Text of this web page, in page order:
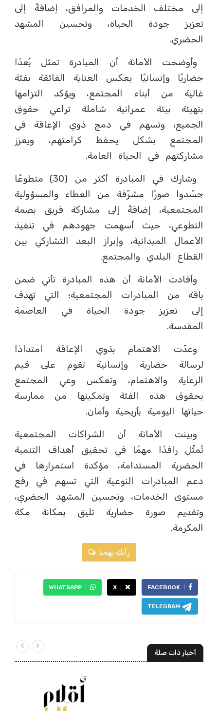
إلى مختلف الخدمات والمرافق، إضافةً إلى
تعزيز جودة الحياة، وتحسين المشهد
الحضري.
وأوضحت الأمانة أن المبادرة تمثل بُعدًا
حضاريًا وإنسانيًا يعكس العناية الفائقة بفئة
غالية من أبناء المجتمع، ويؤكد التزامها
بتهيئة بيئة عمرانية شاملة تراعي حقوق
الجميع، وتسهم في دمج ذوي الإعاقة في
المجتمع بشكل يحفظ كرامتهم، ويعزز
مشاركتهم في الحياة العامة.
وشارك في المبادرة أكثر من (30) متطوعًا
جسّدوا صورًا مشرّفة من العطاء والمسؤولية
المجتمعية، إضافةً إلى مشاركة فريق بصمة
التطوعي، حيث أسهمت جهودهم في تنفيذ
الأعمال الميدانية، وإبراز البعد التشاركي بين
القطاع البلدي والمجتمع.
وأفادت الأمانة أن هذه المبادرة تأتي ضمن
باقة من المبادرات المجتمعية؛ التي تهدف
إلى تعزيز جودة الحياة في العاصمة
المقدسة.
وعدّت الاهتمام بذوي الإعاقة امتدادًا
لرسالة حضارية وإنسانية تقوم على قيم
الرعاية والاهتمام، وتعكس وعي المجتمع
بحقوق هذه الفئة وتمكينها من ممارسة
حياتها اليومية بأريحية وأمان.
وبينت الأمانة أن الشراكات المجتمعية
تُمثِّل رافدًا مهمًا في تحقيق أهداف التنمية
الحضرية المستدامة، مؤكدة استمرارها في
دعم المبادرات النوعية التي تسهم في رفع
مستوى الخدمات، وتحسين المشهد الحضري،
وتقديم صورة حضارية تليق بمكانة مكة
المكرمة.
رأيك يهمنا
FACEBOOK
X
WHATSAPP
TELEGRAM
أخبار ذات صلة